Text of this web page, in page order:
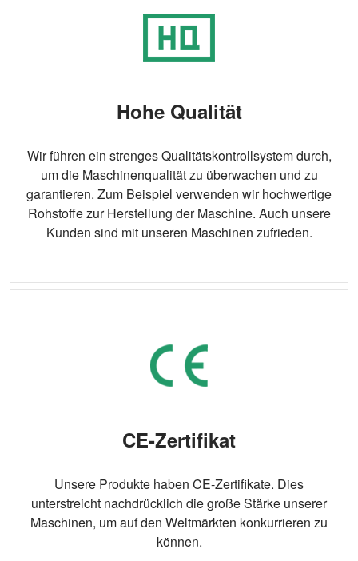
Hohe Qualität
Wir führen ein strenges Qualitätskontrollsystem durch,
um die Maschinenqualität zu überwachen und zu
garantieren. Zum Beispiel verwenden wir hochwertige
Rohstoffe zur Herstellung der Maschine. Auch unsere
Kunden sind mit unseren Maschinen zufrieden.
CE-Zertifikat
Unsere Produkte haben CE-Zertifikate. Dies
unterstreicht nachdrücklich die große Stärke unserer
Maschinen, um auf den Weltmärkten konkurrieren zu
können.